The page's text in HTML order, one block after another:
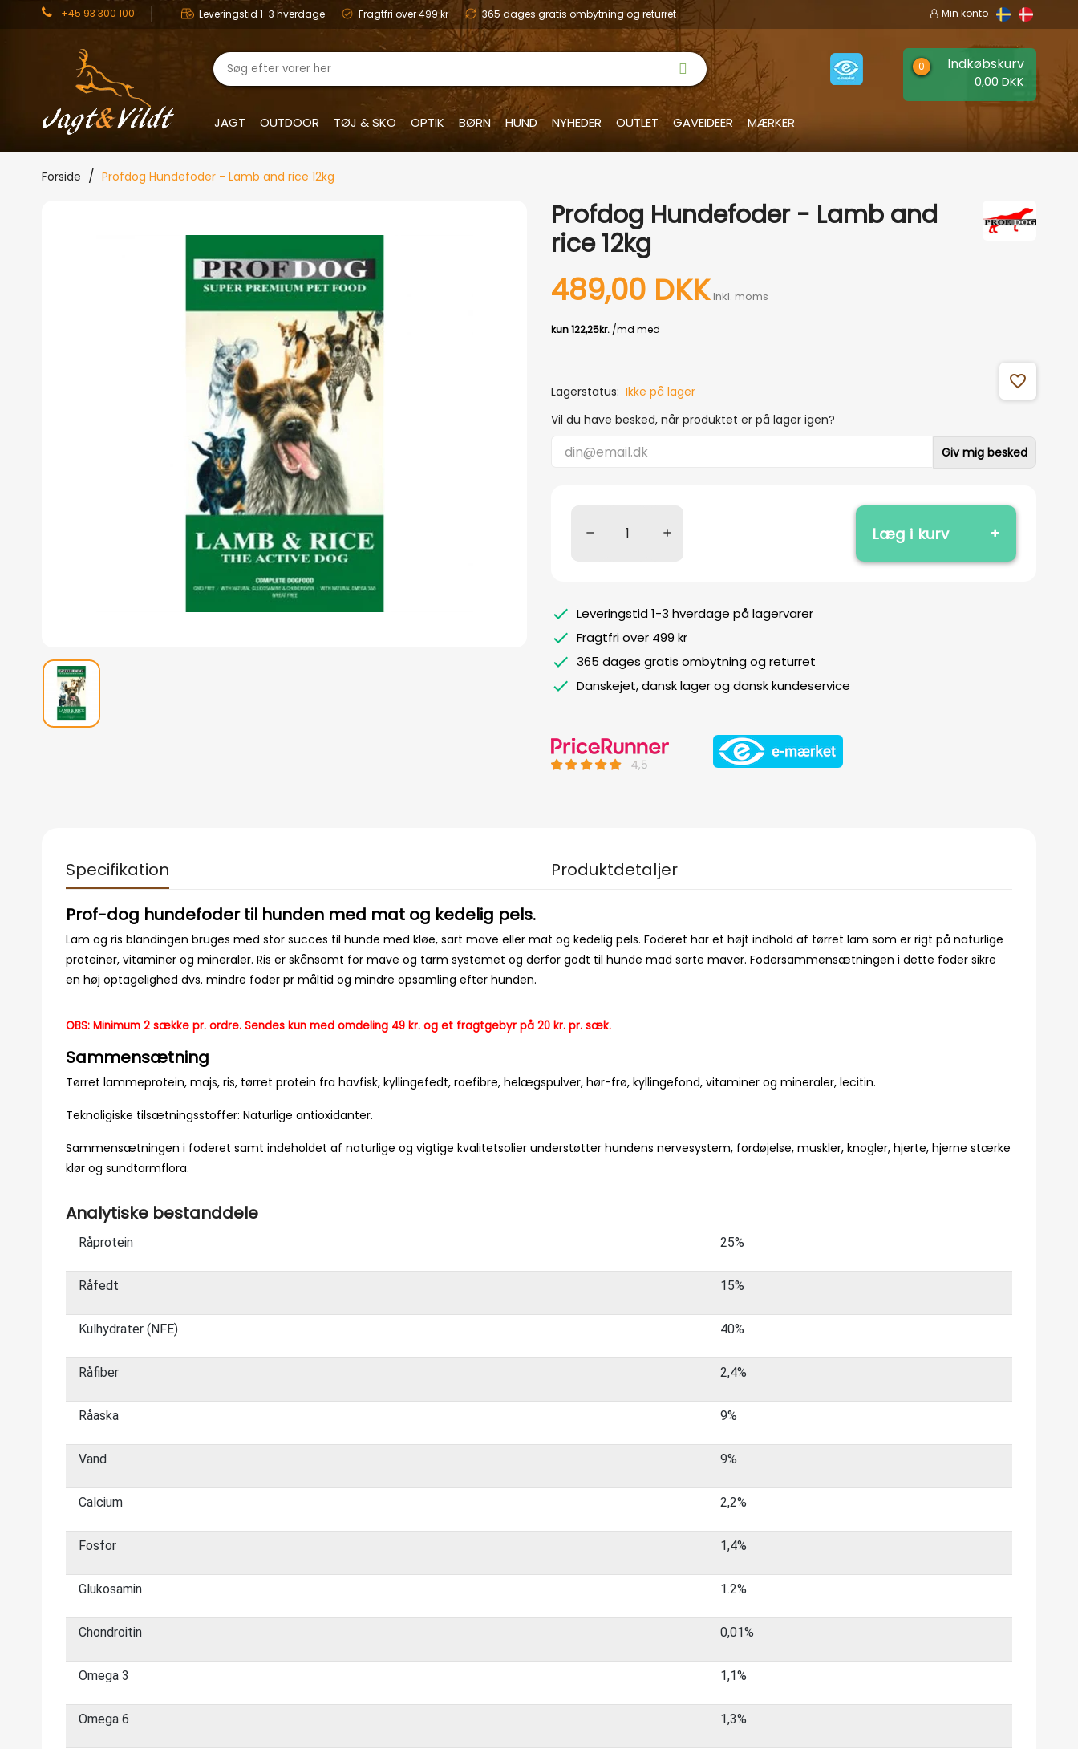
+45 93 300 100 Leveringstid 1-3 hverdage Fragtfri over 499 kr 365 dages gratis ombytning og returret Min konto
Indkøbskurv
0,00 DKK
JAGT OUTDOOR TØJ & SKO OPTIK BØRN HUND NYHEDER OUTLET GAVEIDEER MÆRKER
Forside Profdog Hundefoder - Lamb and rice 12kg
Profdog Hundefoder - Lamb and
rice 12kg
489,00 DKK Inkl. moms
Lagerstatus: Ikke på lager
favorite_outline
Vil du have besked, når produktet er på lager igen?
Giv mig besked
Læg i kurv
Leveringstid 1-3 hverdage på lagervarer
Fragtfri over 499 kr
365 dages gratis ombytning og returret
Danskejet, dansk lager og dansk kundeservice
Specifikation
Produktdetaljer
Prof-dog hundefoder til hunden med mat og kedelig pels.
Lam og ris blandingen bruges med stor succes til hunde med kløe, sart mave eller mat og kedelig pels. Foderet har et højt indhold af tørret lam som er rigt på naturlige
proteiner, vitaminer og mineraler. Ris er skånsomt for mave og tarm systemet og derfor godt til hunde mad sarte maver. Fodersammensætningen i dette foder sikre
en høj optagelighed dvs. mindre foder pr måltid og mindre opsamling efter hunden.
OBS: Minimum 2 sække pr. ordre. Sendes kun med omdeling 49 kr. og et fragtgebyr på 20 kr. pr. sæk.
Sammensætning
Tørret lammeprotein, majs, ris, tørret protein fra havfisk, kyllingefedt, roefibre, helægspulver, hør-frø, kyllingefond, vitaminer og mineraler, lecitin.
Teknoligiske tilsætningsstoffer: Naturlige antioxidanter.
Sammensætningen i foderet samt indeholdet af naturlige og vigtige kvalitetsolier understøtter hundens nervesystem, fordøjelse, muskler, knogler, hjerte, hjerne stærke
klør og sundtarmflora.
Analytiske bestanddele
Råprotein 25%
Råfedt 15%
Kulhydrater (NFE) 40%
Råfiber 2,4%
Råaska 9%
Vand 9%
Calcium 2,2%
Fosfor 1,4%
Glukosamin 1.2%
Chondroitin 0,01%
Omega 3 1,1%
Omega 6 1,3%